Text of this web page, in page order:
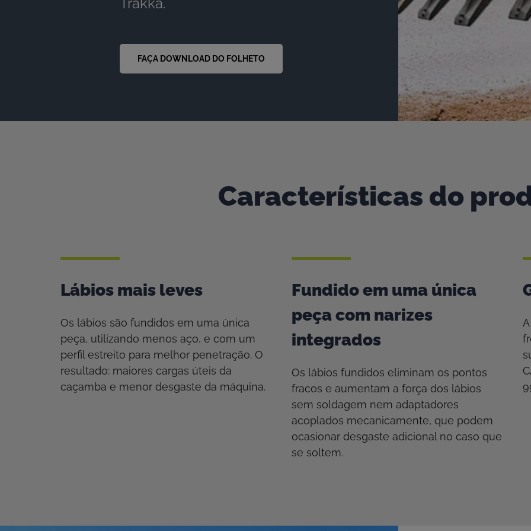
FAÇA DOWNLOAD DO FOLHETO
Características do
Lábios mais leves
Os lábios são fundidos em uma única
peça, utilizando menos aço, e com um
perfil estreito para melhor penetração. O
resultado: maiores cargas úteis da
caçamba e menor desgaste da máquina.
Fundido em uma única
peça com narizes
integrados
Os lábios fundidos eliminam os pontos
fracos e aumentam a força dos lábios
sem soldagem nem adaptadores
acoplados mecanicamente, que podem
ocasionar desgaste adicional no caso que
se soltem.